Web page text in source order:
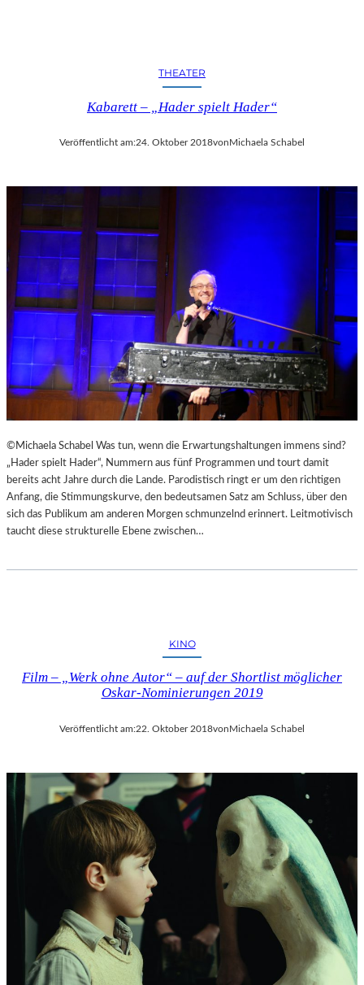
THEATER
Kabarett – „Hader spielt Hader“
Veröffentlicht am:24. Oktober 2018von Michaela Schabel
©Michaela Schabel Was tun, wenn die Erwartungshaltungen immens sind?
„Hader spielt Hader“, Nummern aus fünf Programmen und tourt damit
bereits acht Jahre durch die Lande. Parodistisch ringt er um den richtigen
Anfang, die Stimmungskurve, den bedeutsamen Satz am Schluss, über den
sich das Publikum am anderen Morgen schmunzelnd erinnert. Leitmotivisch
taucht diese strukturelle Ebene zwischen…
KINO
Film – „Werk ohne Autor“ – auf der Shortlist möglicher
Oskar-Nominierungen 2019
Veröffentlicht am:22. Oktober 2018vonMichaela Schabel